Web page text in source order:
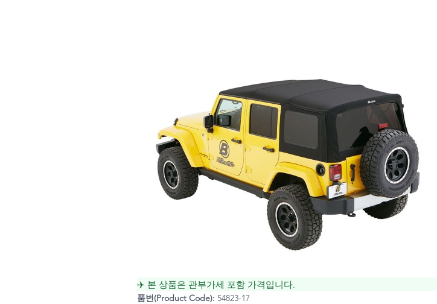
✈️ 본 상품은 관부가세 포함 가격입니다.
품번(Product Code): 54823-17